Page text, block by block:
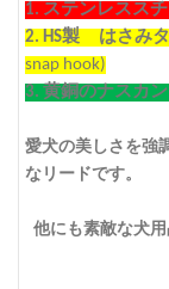
1. ステンレスス
2. HS製 はさみ
snap hook)
3. 黄銅のナスカ
愛犬の美しさを強
なリードです。
他にも素敵な犬